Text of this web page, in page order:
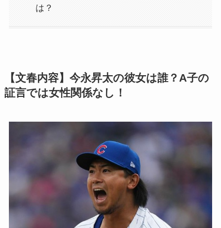
は？
【文春内容】今永昇太の彼女は誰？A子の
証言では女性関係なし！